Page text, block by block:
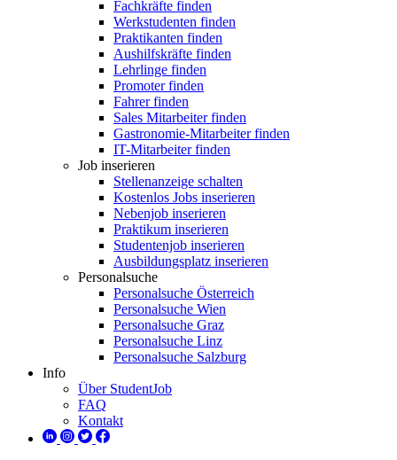
Fachkräfte finden
Werkstudenten finden
Praktikanten finden
Aushilfskräfte finden
Lehrlinge finden
Promoter finden
Fahrer finden
Sales Mitarbeiter finden
Gastronomie-Mitarbeiter finden
IT-Mitarbeiter finden
Job inserieren
Stellenanzeige schalten
Kostenlos Jobs inserieren
Nebenjob inserieren
Praktikum inserieren
Studentenjob inserieren
Ausbildungsplatz inserieren
Personalsuche
Personalsuche Österreich
Personalsuche Wien
Personalsuche Graz
Personalsuche Linz
Personalsuche Salzburg
Info
Über StudentJob
FAQ
Kontakt